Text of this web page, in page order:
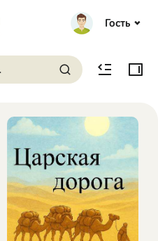
Гость